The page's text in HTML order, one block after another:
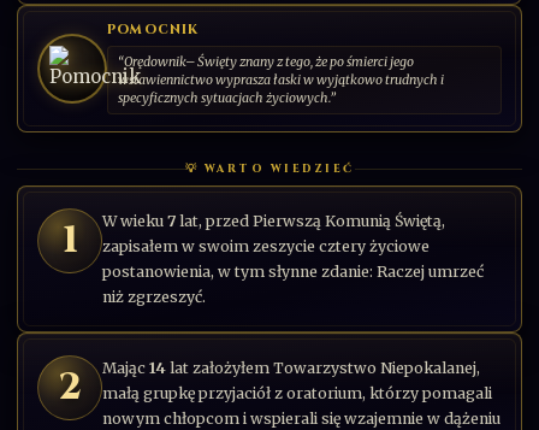
POMOCNIK
“Orędownik– Święty znany z tego, że po śmierci jego
wstawiennictwo wyprasza łaski w wyjątkowo trudnych i
specyficznych sytuacjach życiowych.”
💡 WARTO WIEDZIEĆ
1 W wieku 7 lat, przed Pierwszą Komunią Świętą,
zapisałem w swoim zeszycie cztery życiowe
postanowienia, w tym słynne zdanie: Raczej umrzeć
niż zgrzeszyć.
2 Mając 14 lat założyłem Towarzystwo Niepokalanej,
małą grupkę przyjaciół z oratorium, którzy pomagali
nowym chłopcom i wspierali się wzajemnie w dążeniu